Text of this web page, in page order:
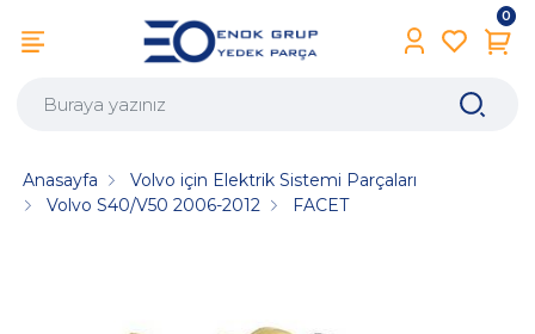
0
Anasayfa
Volvo için Elektrik Sistemi Parçaları
Volvo S40/V50 2006-2012
FACET